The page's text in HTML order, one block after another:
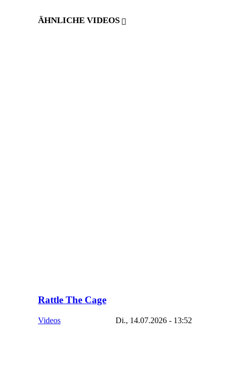
ÄHNLICHE VIDEOS
Rattle The Cage
Videos Di., 14.07.2026 - 13:52